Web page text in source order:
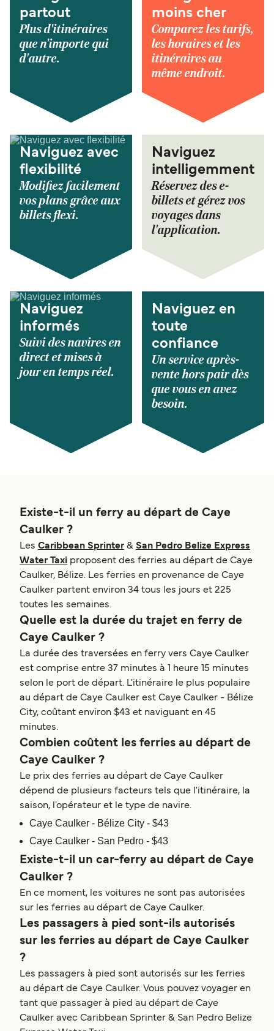
partout
Plus d'itinéraires
que n'importe qui
d'autre.
moins cher
Comparez les tarifs,
les horaires et les
itinéraires au
même endroit.
Naviguez avec
flexibilité
Modifiez facilement
vos plans grâce aux
billets flexi.
Naviguez
intelligemment
Réservez des e-
billets et gérez vos
voyages dans
l'application.
Naviguez
informés
Suivi des navires en
direct et mises à
jour en temps réel.
Naviguez en
toute
confiance
Un service après-
vente hors pair dès
que vous en avez
besoin.
Existe-t-il un ferry au départ de Caye
Caulker ?
Les Caribbean Sprinter & San Pedro Belize Express
Water Taxi proposent des ferries au départ de Caye
Caulker, Bélize. Les ferries en provenance de Caye
Caulker partent environ 34 tous les jours et 225
toutes les semaines.
Quelle est la durée du trajet en ferry de
Caye Caulker ?
La durée des traversées en ferry vers Caye Caulker
est comprise entre 37 minutes à 1 heure 15 minutes
selon le port de départ. L'itinéraire le plus populaire
au départ de Caye Caulker est Caye Caulker - Bélize
City, coûtant environ $43 et naviguant en 45
minutes.
Combien coûtent les ferries au départ de
Caye Caulker ?
Le prix des ferries au départ de Caye Caulker
dépend de plusieurs facteurs tels que l'itinéraire, la
saison, l'opérateur et le type de navire.
Caye Caulker - Bélize City - $43
Caye Caulker - San Pedro - $43
Existe-t-il un car-ferry au départ de Caye
Caulker ?
En ce moment, les voitures ne sont pas autorisées
sur les ferries au départ de Caye Caulker.
Les passagers à pied sont-ils autorisés
sur les ferries au départ de Caye Caulker
?
Les passagers à pied sont autorisés sur les ferries
au départ de Caye Caulker. Vous pouvez voyager en
tant que passager à pied au départ de Caye
Caulker avec Caribbean Sprinter & San Pedro Belize